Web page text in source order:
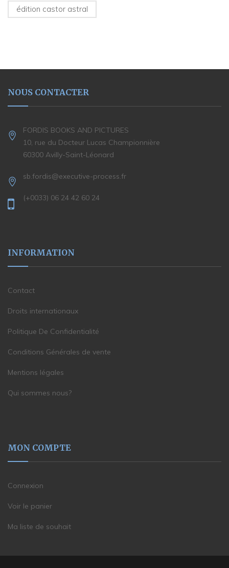
édition castor astral
NOUS CONTACTER
FORDIS BOOKS AND PICTURES
10, rue du Docteur Lucas Championnière
60300 Avilly-Saint-Léonard
sb.fordis@executive-process.fr
(+0033) 06 24 42 60 24
INFORMATION
Contact
Droits internationaux
Politique De Confidentialité
Conditions Générales de vente
Mentions légales
Qui sommes nous?
MON COMPTE
Connexion
Voir le panier
Ma liste de souhait